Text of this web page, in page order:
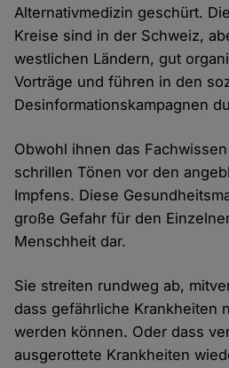
Alternativmedizin geschürt.
Kreise sind in der Schweiz,
westlichen Ländern, gut
Vorträge und führen in den
Desinformationskampagnen
Obwohl ihnen das
schrillen Tönen vor den
Impfens. Diese
große Gefahr für den
Menschheit dar.
Sie streiten rundweg ab,
dass gefährliche Krankheiten
werden können. Oder dass
ausgerottete Krankheiten